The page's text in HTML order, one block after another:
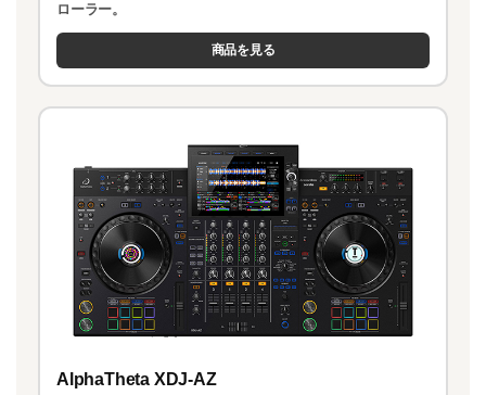
ローラー。
商品を見る
AlphaTheta XDJ-AZ